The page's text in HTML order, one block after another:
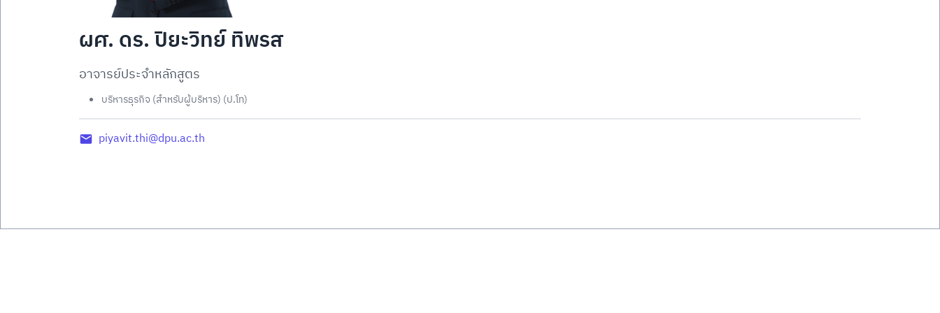
ผศ. ดร. ปิยะวิทย์ ทิพรส
อาจารย์ประจำหลักสูตร
บริหารธุรกิจ (สำหรับผู้บริหาร) (ป.โท)
piyavit.thi@dpu.ac.th